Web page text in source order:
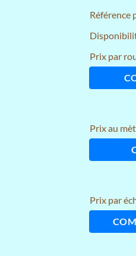
Référence
Prix par
Prix au
Prix par